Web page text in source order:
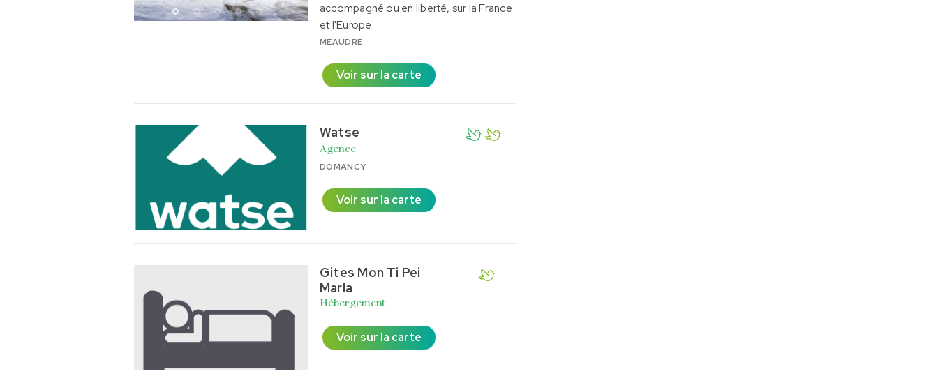
accompagné ou en liberté, sur la France
et l'Europe
MEAUDRE
Voir sur la carte
Watse
Agence
DOMANCY
Voir sur la carte
Gites Mon Ti Pei
Marla
Hébergement
Voir sur la carte